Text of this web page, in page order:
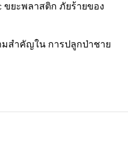
ขยะพลาสติก ภัยร้ายของ
มสำคัญใน การปลูกป่าชาย